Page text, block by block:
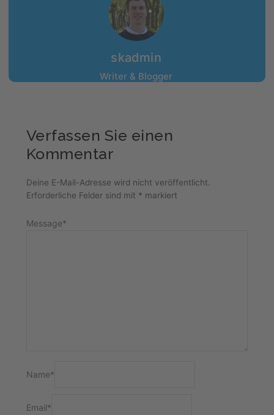
skadmin
Writer & Blogger
Verfassen Sie einen
Kommentar
Deine E-Mail-Adresse wird nicht veröffentlicht.
Erforderliche Felder sind mit * markiert
Message*
Name*
Email*